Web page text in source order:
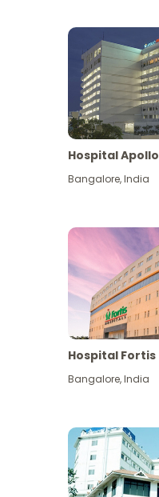
Hospital Apollo
Bangalore,India
Hospital Fortis
Bangalore,India